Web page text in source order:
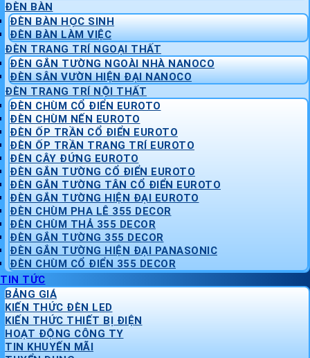
ĐÈN BÀN
ĐÈN BÀN HỌC SINH
ĐÈN BÀN LÀM VIỆC
ĐÈN TRANG TRÍ NGOẠI THẤT
ĐÈN GẮN TƯỜNG NGOÀI NHÀ NANOCO
ĐÈN SÂN VƯỜN HIỆN ĐẠI NANOCO
ĐÈN TRANG TRÍ NỘI THẤT
ĐÈN CHÙM CỔ ĐIỂN EUROTO
ĐÈN CHÙM NẾN EUROTO
ĐÈN ỐP TRẦN CỔ ĐIỂN EUROTO
ĐÈN ỐP TRẦN TRANG TRÍ EUROTO
ĐÈN CÂY ĐỨNG EUROTO
ĐÈN GẮN TƯỜNG CỔ ĐIỂN EUROTO
ĐÈN GẮN TƯỜNG TÂN CỔ ĐIỂN EUROTO
ĐÈN GẮN TƯỜNG HIỆN ĐẠI EUROTO
ĐÈN CHÙM PHA LÊ 355 DECOR
ĐÈN CHÙM THẢ 355 DECOR
ĐÈN GẮN TƯỜNG 355 DECOR
ĐÈN GẮN TƯỜNG HIỆN ĐẠI PANASONIC
ĐÈN CHÙM CỔ ĐIỂN 355 DECOR
TIN TỨC
BẢNG GIÁ
KIẾN THỨC ĐÈN LED
KIẾN THỨC THIẾT BỊ ĐIỆN
HOẠT ĐỘNG CÔNG TY
TIN KHUYẾN MÃI